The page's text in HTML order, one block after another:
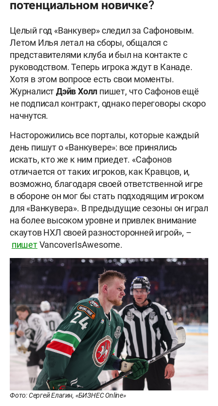
потенциальном новичке?
Целый год «Ванкувер» следил за Сафоновым.
Летом Илья летал на сборы, общался с
представителями клуба и был на контакте с
руководством. Теперь игрока ждут в Канаде.
Хотя в этом вопросе есть свои моменты.
ЖурналистДэйв Холл пишет, что Сафонов ещё
не подписал контракт, однако переговоры скоро
начнутся.
Насторожились все порталы, которые каждый
день пишут о «Ванкувере»: все принялись
искать, кто же к ним приедет. «Сафонов
отличается от таких игроков, как Кравцов, и,
возможно, благодаря своей ответственной игре
в обороне он мог бы стать подходящим игроком
для «Ванкувера». В предыдущие сезоны он играл
на более высоком уровне и привлек внимание
скаутов НХЛ своей разносторонней игрой», –
пишетVancoverIsAwesome.
Фото: Сергей Елагин, «БИЗНЕС Online»